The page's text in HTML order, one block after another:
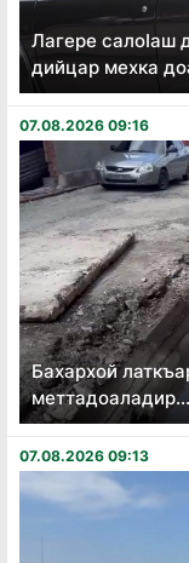
Лагере салоӏаш
дийцар мехка
07.08.2026 09:16
Бахархой
меттадоаладир...
07.08.2026 09:13